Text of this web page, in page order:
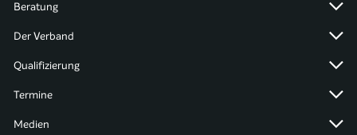
Beratung
Der Verband
Qualifizierung
Termine
Medien